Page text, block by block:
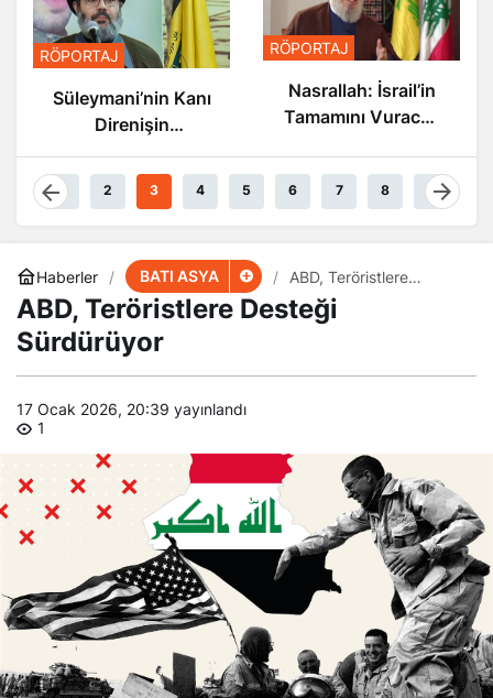
Süleymani’nin Kanı
Direnişin
Damarlarında
Akıyor
RÖPORTAJ
Nasrallah: İsrail’in
Tamamını Vuracak
1 2 3 4 5 6 7 8 9
Haberler BATI ASYA
ABD, Teröristlere
Desteği Sürdürüyor
ABD, Teröristlere Desteği
Sürdürüyor
17 Ocak 2026, 20:39 yayınlandı
1